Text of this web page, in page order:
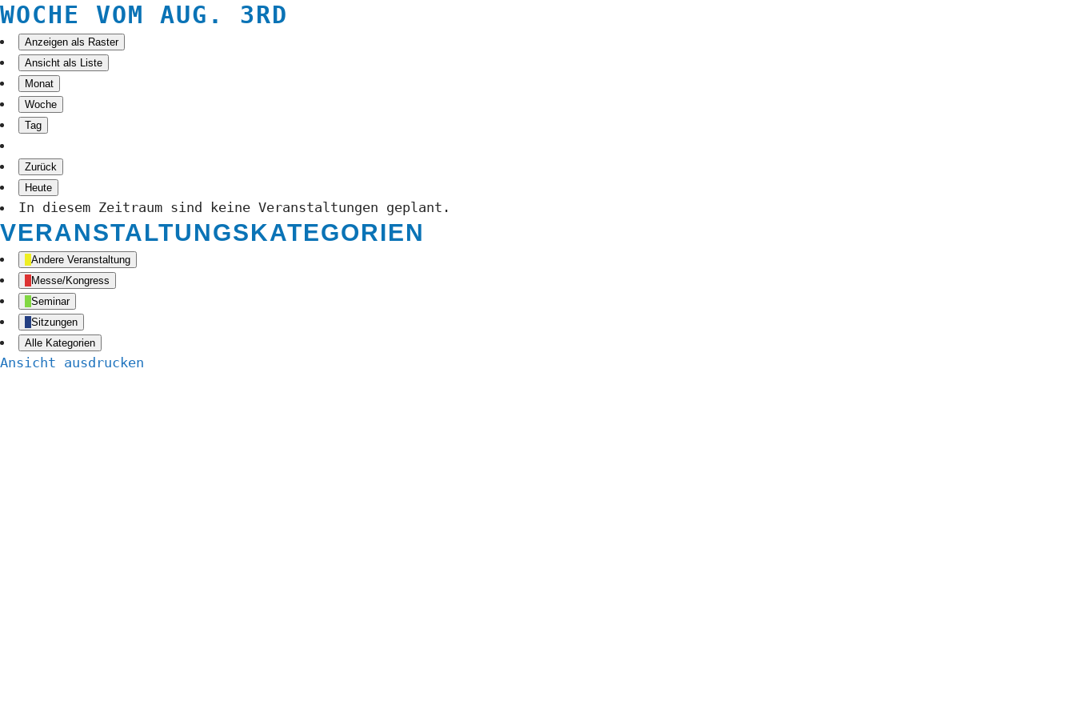
WOCHE VOM AUG. 3RD
Anzeigen als Raster
Ansicht als Liste
Monat
Woche
Tag
Zurück
Heute
In diesem Zeitraum sind keine Veranstaltungen geplant.
VERANSTALTUNGSKATEGORIEN
Andere Veranstaltung
Messe/Kongress
Seminar
Sitzungen
Alle Kategorien
Ansicht ausdrucken